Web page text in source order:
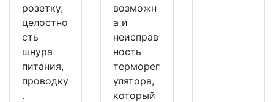
розетку,
целостно
сть
шнура
питания,
проводку
.
возможн
а и
неисправ
ность
терморег
улятора,
который